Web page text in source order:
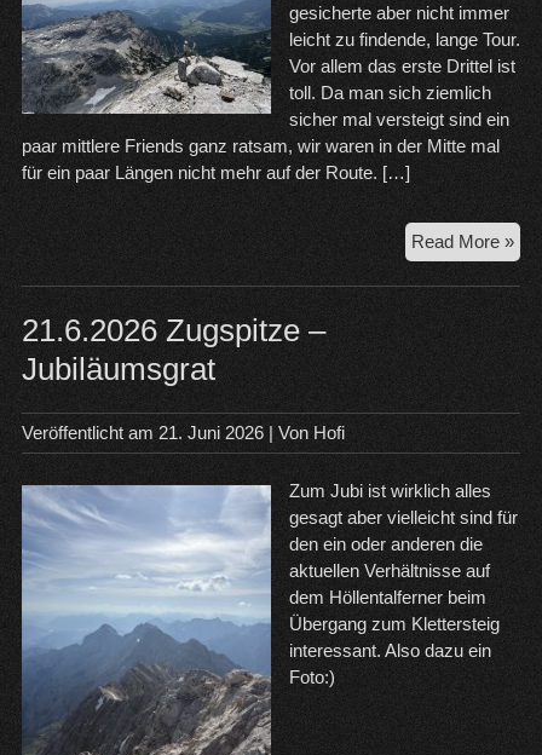
gesicherte aber nicht immer
leicht zu findende, lange Tour.
Vor allem das erste Drittel ist
toll. Da man sich ziemlich
sicher mal versteigt sind ein
paar mittlere Friends ganz ratsam, wir waren in der Mitte mal
für ein paar Längen nicht mehr auf der Route. […]
Read More »
21.6.2026 Zugspitze –
Jubiläumsgrat
Veröffentlicht am 21. Juni 2026| Von Hofi
Zum Jubi ist wirklich alles
gesagt aber vielleicht sind für
den ein oder anderen die
aktuellen Verhältnisse auf
dem Höllentalferner beim
Übergang zum Klettersteig
interessant. Also dazu ein
Foto:)